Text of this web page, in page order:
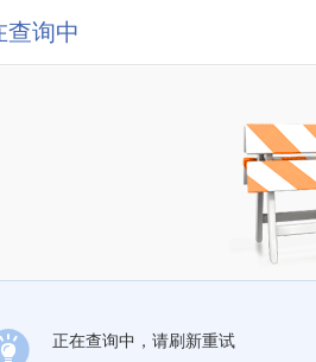
查询中
正在查询中，请刷新重试